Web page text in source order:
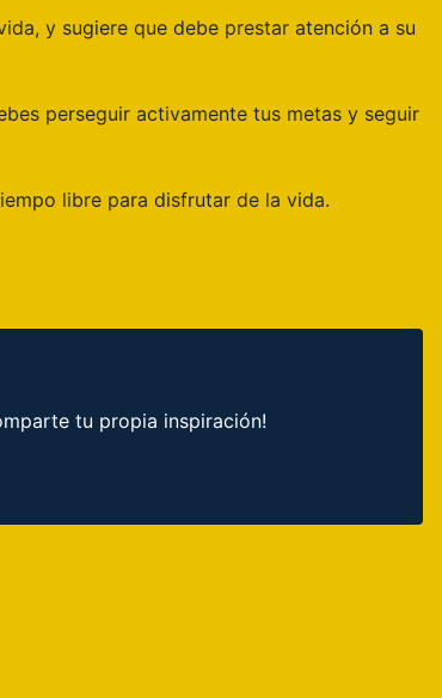
y sugiere que debe prestar atención a su
perseguir activamente tus metas y seguir
libre para disfrutar de la vida.
tu propia inspiración!